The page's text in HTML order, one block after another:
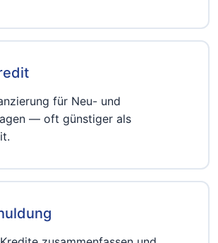
für Neu- und
— oft günstiger als